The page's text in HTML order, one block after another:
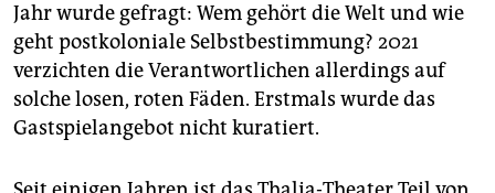
Jahr wurde gefragt: Wem gehört die Welt und wie
geht postkoloniale Selbstbestimmung? 2021
verzichten die Verantwortlichen allerdings auf
solche losen, roten Fäden. Erstmals wurde das
Gastspielangebot nicht kuratiert.